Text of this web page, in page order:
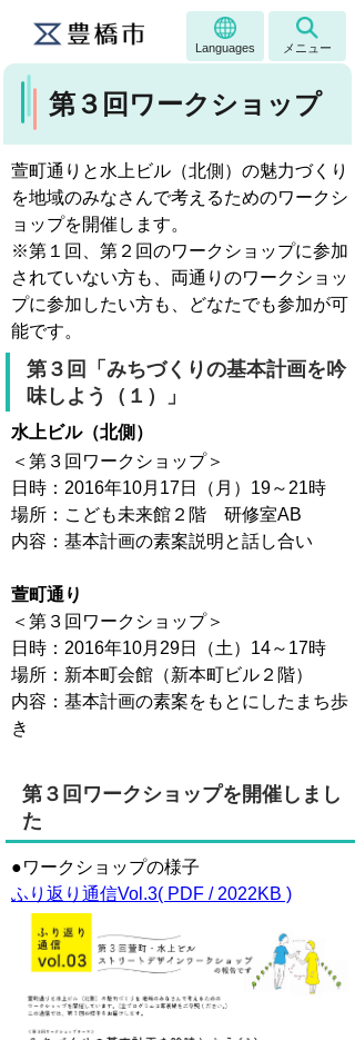
Languages メニュー
第３回ワークショップ
萱町通りと水上ビル（北側）の魅力づくり
を地域のみなさんで考えるためのワークシ
ョップを開催します。
※第１回、第２回のワークショップに参加
されていない方も、両通りのワークショッ
プに参加したい方も、どなたでも参加が可
能です。
第３回「みちづくりの基本計画を吟
味しよう（１）」
水上ビル（北側）
＜第３回ワークショップ＞
日時：2016年10月17日（月）19～21時
場所：こども未来館２階 研修室AB
内容：基本計画の素案説明と話し合い
萱町通り
＜第３回ワークショップ＞
日時：2016年10月29日（土）14～17時
場所：新本町会館（新本町ビル２階）
内容：基本計画の素案をもとにしたまち歩
き
第３回ワークショップを開催しまし
た
●ワークショップの様子
ふり返り通信Vol.3( PDF / 2022KB )